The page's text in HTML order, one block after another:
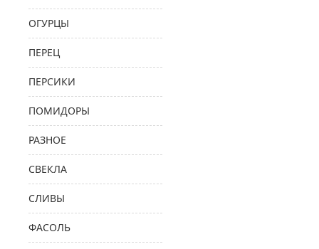
ОГУРЦЫ
ПЕРЕЦ
ПЕРСИКИ
ПОМИДОРЫ
РАЗНОЕ
СВЕКЛА
СЛИВЫ
ФАСОЛЬ